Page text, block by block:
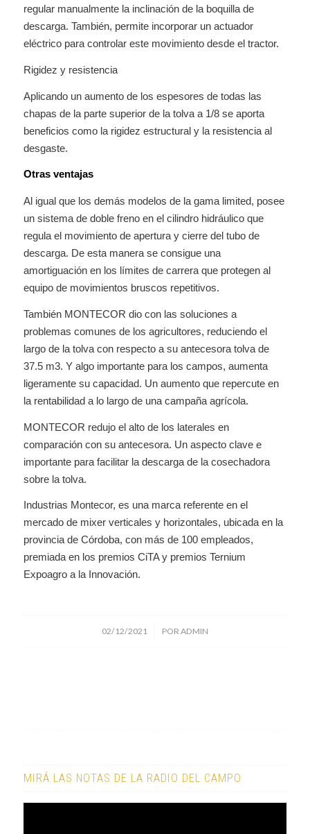
regular manualmente la inclinación de la boquilla de
descarga. También, permite incorporar un actuador
eléctrico para controlar este movimiento desde el tractor.
Rigidez y resistencia
Aplicando un aumento de los espesores de todas las
chapas de la parte superior de la tolva a 1/8 se aporta
beneficios como la rigidez estructural y la resistencia al
desgaste.
Otras ventajas
Al igual que los demás modelos de la gama limited, posee
un sistema de doble freno en el cilindro hidráulico que
regula el movimiento de apertura y cierre del tubo de
descarga. De esta manera se consigue una
amortiguación en los límites de carrera que protegen al
equipo de movimientos bruscos repetitivos.
También MONTECOR dio con las soluciones a
problemas comunes de los agricultores, reduciendo el
largo de la tolva con respecto a su antecesora tolva de
37.5 m3. Y algo importante para los campos, aumenta
ligeramente su capacidad. Un aumento que repercute en
la rentabilidad a lo largo de una campaña agrícola.
MONTECOR redujo el alto de los laterales en
comparación con su antecesora. Un aspecto clave e
importante para facilitar la descarga de la cosechadora
sobre la tolva.
Industrias Montecor, es una marca referente en el
mercado de mixer verticales y horizontales, ubicada en la
provincia de Córdoba, con más de 100 empleados,
premiada en los premios CiTA y premios Ternium
Expoagro a la Innovación.
02/12/2021
/ PORADMIN
MIRÁ LAS NOTAS DE LA RADIO DEL CAMPO